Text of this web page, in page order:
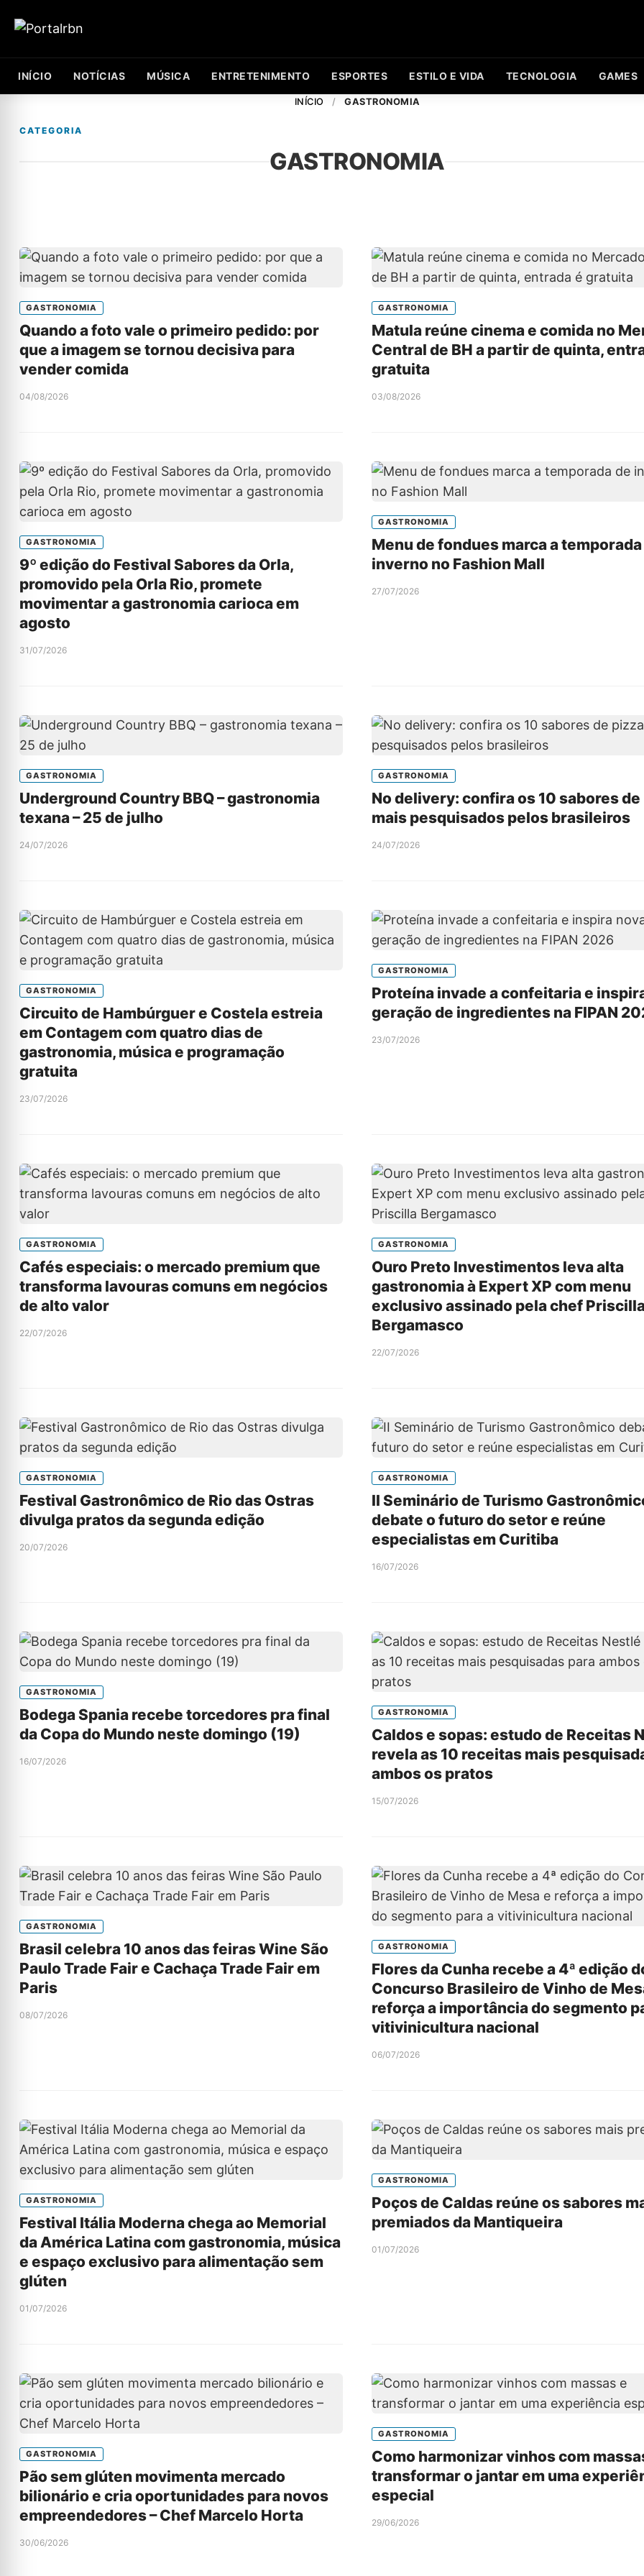
INÍCIO NOTÍCIAS MÚSICA ENTRETENIMENTO ESPORTES ESTILO E VIDA TECNOLOGIA GAMES
INÍCIO / GASTRONOMIA
CATEGORIA
GASTRONOMIA
GASTRONOMIA
Quando a foto vale o primeiro pedido: por
que a imagem se tornou decisiva para
vender comida
04/08/2026
GASTRONOMIA
Matula reúne cinema e comida no
Central de BH a partir de quinta,
gratuita
03/08/2026
GASTRONOMIA
9º edição do Festival Sabores da Orla,
promovido pela Orla Rio, promete
movimentar a gastronomia carioca em
agosto
31/07/2026
GASTRONOMIA
Menu de fondues marca a
inverno no Fashion Mall
27/07/2026
GASTRONOMIA
Underground Country BBQ – gastronomia
texana – 25 de julho
24/07/2026
GASTRONOMIA
No delivery: confira os 10 sabores
mais pesquisados pelos brasileiros
24/07/2026
GASTRONOMIA
Circuito de Hambúrguer e Costela estreia
em Contagem com quatro dias de
gastronomia, música e programação
gratuita
23/07/2026
GASTRONOMIA
Proteína invade a confeitaria e
geração de ingredientes na FIPAN
23/07/2026
GASTRONOMIA
Cafés especiais: o mercado premium que
transforma lavouras comuns em negócios
de alto valor
22/07/2026
GASTRONOMIA
Ouro Preto Investimentos leva alta
gastronomia à Expert XP com menu
exclusivo assinado pela chef
Bergamasco
22/07/2026
GASTRONOMIA
Festival Gastronômico de Rio das Ostras
divulga pratos da segunda edição
20/07/2026
GASTRONOMIA
II Seminário de Turismo
debate o futuro do setor e reúne
especialistas em Curitiba
16/07/2026
GASTRONOMIA
Bodega Spania recebe torcedores pra final
da Copa do Mundo neste domingo (19)
16/07/2026
GASTRONOMIA
Caldos e sopas: estudo de Receitas
revela as 10 receitas mais
ambos os pratos
15/07/2026
GASTRONOMIA
Brasil celebra 10 anos das feiras Wine São
Paulo Trade Fair e Cachaça Trade Fair em
Paris
08/07/2026
GASTRONOMIA
Flores da Cunha recebe a 4ª edição
Concurso Brasileiro de Vinho de
reforça a importância do segmento
vitivinicultura nacional
06/07/2026
GASTRONOMIA
Festival Itália Moderna chega ao Memorial
da América Latina com gastronomia, música
e espaço exclusivo para alimentação sem
glúten
01/07/2026
GASTRONOMIA
Poços de Caldas reúne os sabores
premiados da Mantiqueira
01/07/2026
GASTRONOMIA
Pão sem glúten movimenta mercado
bilionário e cria oportunidades para novos
empreendedores – Chef Marcelo Horta
30/06/2026
GASTRONOMIA
Como harmonizar vinhos com
transformar o jantar em uma
especial
29/06/2026